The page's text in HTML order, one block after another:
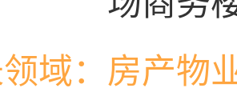
域： 房产物